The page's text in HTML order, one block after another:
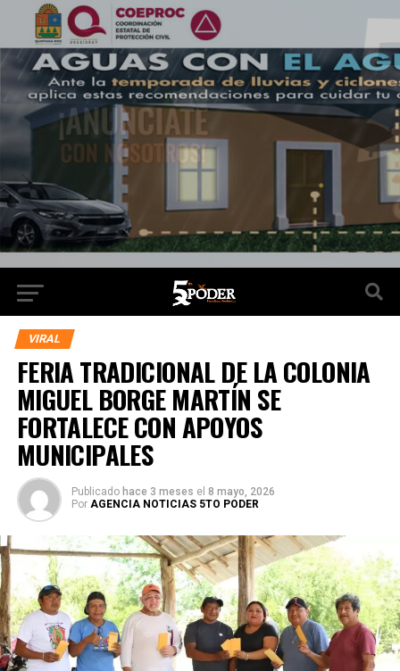
VIRAL
FERIA TRADICIONAL DE LA COLONIA
MIGUEL BORGE MARTÍN SE
FORTALECE CON APOYOS
MUNICIPALES
Publicado hace 3 meses el 8 mayo, 2026
Por AGENCIA NOTICIAS 5TO PODER